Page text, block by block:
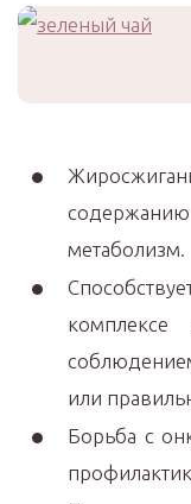
содержанию
метаболизм.
или
Борьба с